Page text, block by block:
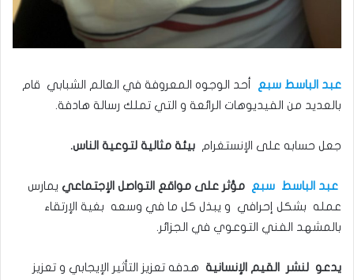
عبد الباسط سبع
أحد الوجوه المعروفة في العالم الشبابي قام
بالعديد من الفيديوهات الرائعة و التي تملك رسالة هادفة.
جعل حسابه على الإنستغرام بيئة مثالية لتوعية الناس.
عبد الباسط سبع مؤثر على مواقع التواصل الإجتماعي يمارس
عمله بشكل إحرافي و يبذل كل ما في وسعه بغية الإرتقاء
بالمشهد الفني التوعوي في الجزائر.
يدعو لنشر القيم الإنسانية هدفه تعزيز التأثير الإيجابي و تعزيز